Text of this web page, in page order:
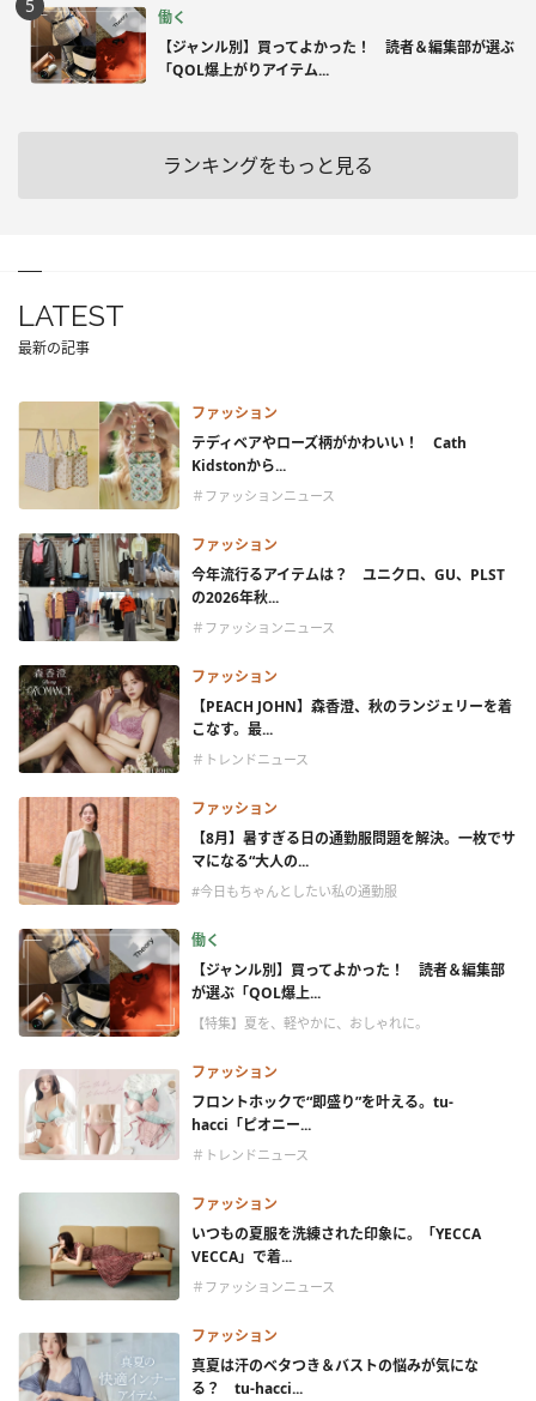
働く
【ジャンル別】買ってよかった！ 読者＆編集部が選ぶ
「QOL爆上がりアイテム...
ランキングをもっと見る
LATEST
最新の記事
ファッション
テディベアやローズ柄がかわいい！ Cath
Kidstonから...
＃ファッションニュース
ファッション
今年流行るアイテムは？ ユニクロ、GU、PLST
の2026年秋...
＃ファッションニュース
ファッション
【PEACH JOHN】森香澄、秋のランジェリーを着
こなす。最...
＃トレンドニュース
ファッション
【8月】暑すぎる日の通勤服問題を解決。一枚でサ
マになる“大人の...
#今日もちゃんとしたい私の通勤服
働く
【ジャンル別】買ってよかった！ 読者＆編集部
が選ぶ「QOL爆上...
【特集】夏を、軽やかに、おしゃれに。
ファッション
フロントホックで“即盛り”を叶える。tu-
hacci「ピオニー...
＃トレンドニュース
ファッション
いつもの夏服を洗練された印象に。「YECCA
VECCA」で着...
＃ファッションニュース
ファッション
真夏は汗のベタつき＆バストの悩みが気にな
る？ tu-hacci...